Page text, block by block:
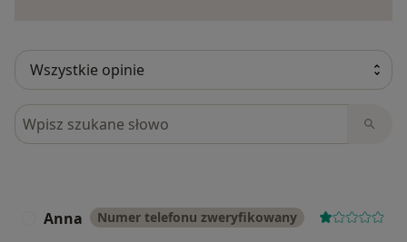
Szukaj w opiniach
Anna Numer telefonu zweryfikowany